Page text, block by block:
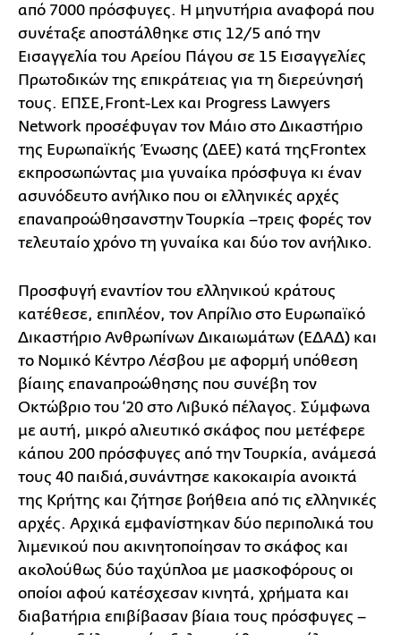
από 7000 πρόσφυγες. Η μηνυτήρια αναφορά που
συνέταξε αποστάλθηκε στις 12/5 από την
Εισαγγελία του Αρείου Πάγου σε 15 Εισαγγελίες
Πρωτοδικών της επικράτειας για τη διερεύνησή
τους. ΕΠΣΕ,Front-Lex και Progress Lawyers
Network προσέφυγαν τον Μάιο στο Δικαστήριο
της Ευρωπαϊκής Ένωσης (ΔΕΕ) κατά τηςFrontex
εκπροσωπώντας μια γυναίκα πρόσφυγα κι έναν
ασυνόδευτο ανήλικο που οι ελληνικές αρχές
επαναπροώθησανστην Τουρκία –τρεις φορές τον
τελευταίο χρόνο τη γυναίκα και δύο τον ανήλικο.
Προσφυγή εναντίον του ελληνικού κράτους
κατέθεσε, επιπλέον, τον Απρίλιο στο Ευρωπαϊκό
Δικαστήριο Ανθρωπίνων Δικαιωμάτων (ΕΔΑΔ) και
το Νομικό Κέντρο Λέσβου με αφορμή υπόθεση
βίαιης επαναπροώθησης που συνέβη τον
Οκτώβριο του ‘20 στο Λιβυκό πέλαγος. Σύμφωνα
με αυτή, μικρό αλιευτικό σκάφος που μετέφερε
κάπου 200 πρόσφυγες από την Τουρκία, ανάμεσά
τους 40 παιδιά,συνάντησε κακοκαιρία ανοικτά
της Κρήτης και ζήτησε βοήθεια από τις ελληνικές
αρχές. Αρχικά εμφανίστηκαν δύο περιπολικά του
λιμενικού που ακινητοποίησαν το σκάφος και
ακολούθως δύο ταχύπλοα με μασκοφόρους οι
οποίοι αφού κατέσχεσαν κινητά, χρήματα και
διαβατήρια επιβίβασαν βίαια τους πρόσφυγες –